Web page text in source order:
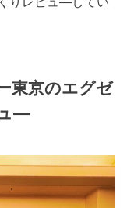
東京のエグゼ
―